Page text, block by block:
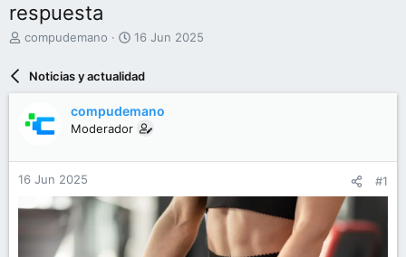
respuesta
I
a
r
d
compudemano
F
h
d
e
n
c
16 Jun 2025
Noticias y actualidad
compudemano
Moderador
16 Jun 2025 #1